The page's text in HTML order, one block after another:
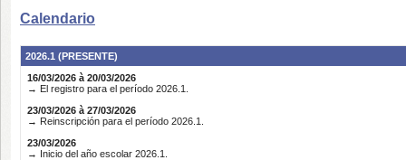
Calendario
2026.1 (PRESENTE)
16/03/2026 à 20/03/2026
→ El registro para el período 2026.1.
23/03/2026 à 27/03/2026
→ Reinscripción para el período 2026.1.
23/03/2026
→ Inicio del año escolar 2026.1.